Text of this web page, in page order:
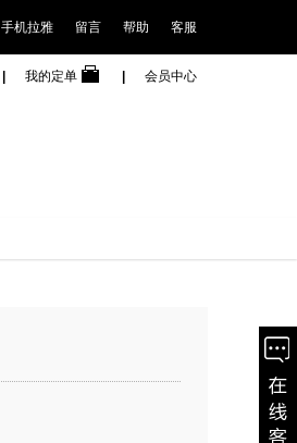
客服
帮助
留言
手机拉雅
会员中心
我的定单